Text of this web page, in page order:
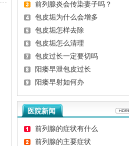
前列腺炎会传染妻子吗？
包皮垢为什么会增多
包皮垢怎样去除
包皮垢怎么清理
包皮过长一定要切吗
阳痿早泄包皮过长
阳痿早射如何办
医院新闻
前列腺的症状有什么
前列腺的主要症状